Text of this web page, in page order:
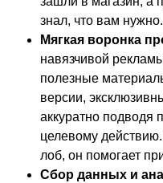
знал, что вам нужно.
Мягкая воронка
навязчивой
полезные
версии,
аккуратно подводя
целевому
лоб, он помогает
Сбор данных и